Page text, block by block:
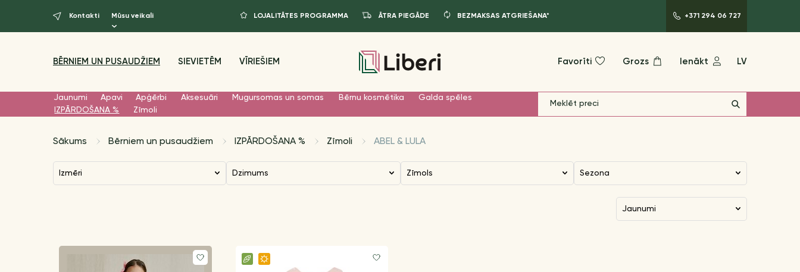
Kontakti Mūsu veikali LOJALITĀTES PROGRAMMA ĀTRA PIEGĀDE BEZMAKSAS ATGRIEŠANA* +371 294 06 727
BĒRNIEM UN PUSAUDŽIEM SIEVIETĒM VĪRIEŠIEM Favorīti Grozs Ienākt LV
Jaunumi Apavi Apģērbi Aksesuāri Mugursomas un somas Bērnu kosmētika
Galda spēles
IZPĀRDOŠANA %
Zīmoli
Sākums Bērniem un pusaudžiem IZPĀRDOŠANA % Zīmoli ABEL & LULA
Izmēri Dzimums Zīmols Sezona
jaunumi